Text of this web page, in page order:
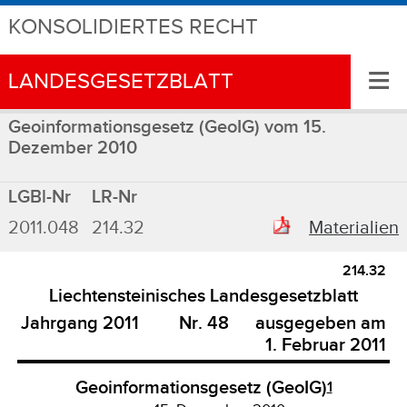
KONSOLIDIERTES RECHT
LANDESGESETZBLATT ≡
Geoinformationsgesetz (GeoIG) vom 15.
Dezember 2010
LGBl-Nr
LR-Nr
2011.048
214.32 Materialien